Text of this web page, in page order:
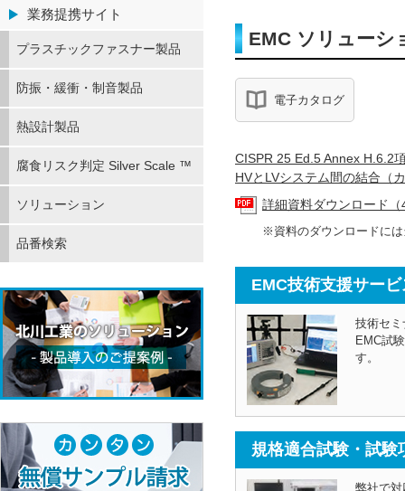
EMC ソリューシ
電子カタログ
CISPR 25 Ed.5 Annex H.6.2
HVとLVシステム間の結合（
詳細資料ダウンロード（
※資料のダウンロードに
EMC技術支援サービ
技術セ
EMC試
す。
規格適合試験・試験
弊社で
業務提携サイト
プラスチックファスナー製品
防振・緩衝・制音製品
熱設計製品
腐食リスク判定 Silver Scale ™
ソリューション
品番検索